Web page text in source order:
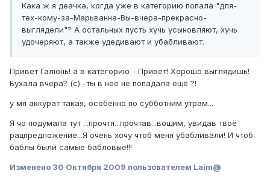
Кака ж я деачка, когда уже в категорию попала "для-
тех-кому-за-Марьванна-Вы-вчера-прекрасно-
выглядели"? А остальных пусть хучь усыновляют, хучь
удочеряют, а также удедивают и убабливают.
Привет Галюнь! а в категорию - Привет! Хорошо выглядишь!
Бухала вчера? (с) -ты в неё не попадала ещё ?!
у мя аккурат такая, особенно по субботним утрам...
Я чо подумала тут ...прочтя...прочтав...вощим, увидав твоё
рацпредложение...Я очень хочу чтоб меня убабливали! И чтоб
баблы были самые бабловые!!!
Изменено 30 Октября 2009 пользователем Laim@